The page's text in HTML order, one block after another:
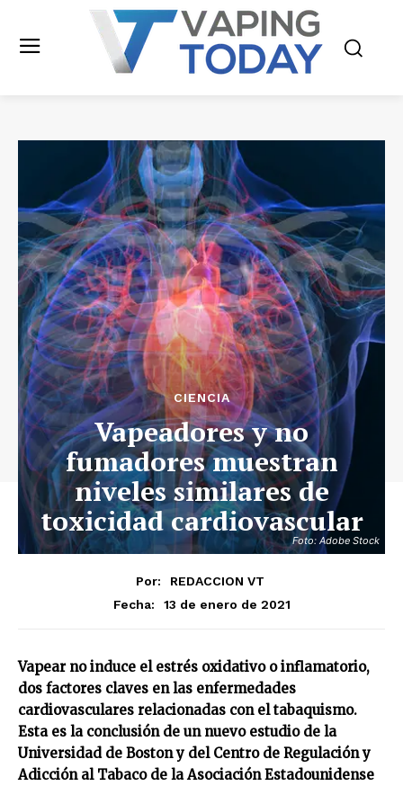
Foto: Adobe Stock
CIENCIA
Vapeadores y no
fumadores muestran
niveles similares de
toxicidad cardiovascular
Por:
REDACCION VT
Fecha:
13 de enero de 2021
Vapear no induce el estrés oxidativo o inflamatorio,
dos factores claves en las enfermedades
cardiovasculares relacionadas con el tabaquismo.
Esta es la conclusión de un nuevo estudio de la
Universidad de Boston y del Centro de Regulación y
Adicción al Tabaco de la Asociación Estadounidense